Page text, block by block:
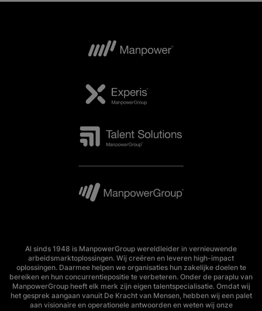
Al sinds 1948 is ManpowerGroup wereldleider in vernieuwende
arbeidsmarktoplossingen. Wij creëren en leveren high-impact
oplossingen. Daarmee helpen we organisaties hun zakelijke doelen te
bereiken en hun concurrentiepositie te verbeteren. Onder de paraplu van
ManpowerGroup heeft elk merk zijn eigen talentspecialisatie. Omdat wij
het gesprek aangaan vanuit De Kracht van Mensen, hebben wij een palet
aan visionaire en operationele antwoorden en weten wij onze